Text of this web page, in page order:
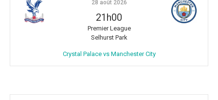
28 août 2026
21h00
Premier League
Selhurst Park
Crystal Palace vs Manchester City